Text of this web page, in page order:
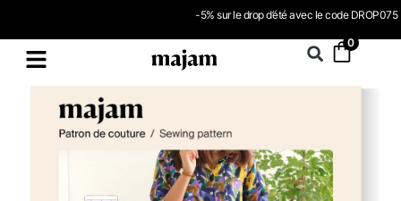
-5% sur le drop d’été avec le code DROP075
0